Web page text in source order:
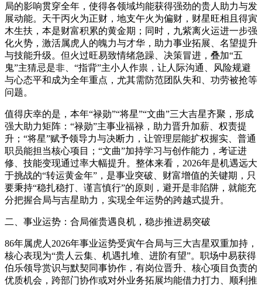
局的影响贯穿全年，使得各领域均能获得强劲的贵人助力与发
展动能。天干丙火为正财，地支午火为偏财，财星旺相且得寅
木生扶，本是财富积累的黄金期；同时，九紫离火运进一步强
化火势，激活属虎人的魄力与才华，助力事业拓展、名望提升
与技能升级。但火过旺易致情绪急躁、决策冒进，叠加“五
鬼”主猜忌是非、“指背”主小人作祟，让人际沟通、风险规避
与心态平和成为全年重点，尤其需防范团队失和、功劳被抢等
问题。
值得庆幸的是，本年“禄勋”“将星”“文曲”三大吉星齐聚，形成
强大助力矩阵：“禄勋”主事业福禄，助力晋升加薪、权责提
升；“将星”赋予领导力与决断力，让管理层能扩权握实、普通
职员能担当核心项目；“文曲”加持学习与创作能力，考证进
修、技能变现通过率大幅提升。整体来看，2026年是机遇远大
于挑战的“转运黄金年”，是事业突破、财富增值的关键期，只
要秉持“稳扎稳打、谨言慎行”的原则，避开是非陷阱，就能充
分把握合局与吉星助力，实现全年运势的跨越式提升。
二、事业运势：合局催贵遇良机，稳步推进易突破
86年属虎人2026年事业运势受寅午合局与三大吉星双重加持，
核心表现为“贵人云集、机遇扎堆、进阶有望”。职场中易获得
伯乐领导赏识与默契同事协作，有岗位晋升、核心项目负责的
优质机会，跨部门协作或对外业务拓展均能借力打力、顺利推